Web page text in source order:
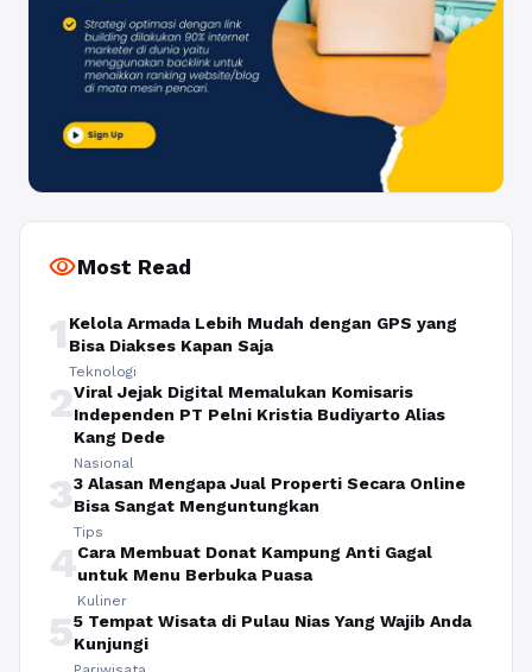
visibilityMost Read
1 Kelola Armada Lebih Mudah dengan GPS yang
Bisa Diakses Kapan Saja
Teknologi
2Viral Jejak Digital Memalukan Komisaris
Independen PT Pelni Kristia Budiyarto Alias
Kang Dede
Nasional
33 Alasan Mengapa Jual Properti Secara Online
Bisa Sangat Menguntungkan
Tips
4Cara Membuat Donat Kampung Anti Gagal
untuk Menu Berbuka Puasa
Kuliner
55 Tempat Wisata di Pulau Nias Yang Wajib Anda
Kunjungi